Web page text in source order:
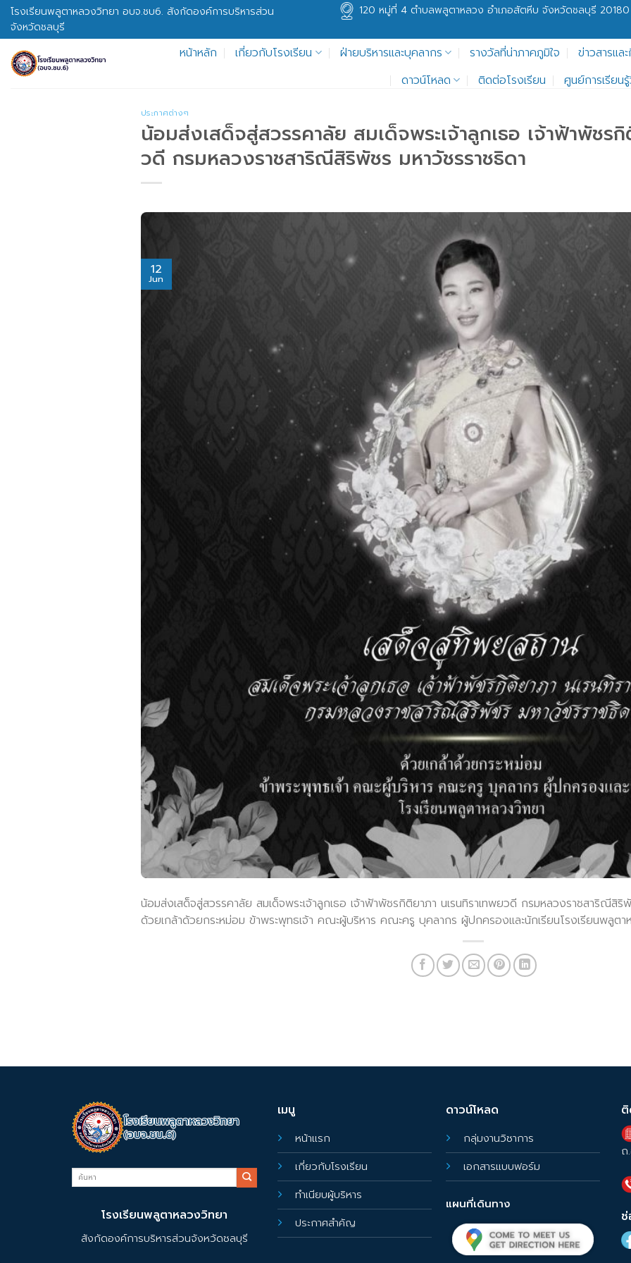
Skip
to
content
โรงเรียนพลูตาหลวงวิทยา อบจ.ชบ6. สังกัดองค์การบริหารส่วน
จังหวัดชลบุรี
120 หมู่ที่ 4 ตำบลพลูตาหลวง อำเภอสัตหีบ จังหวัดชลบุรี 20180
หน้าหลัก เกี่ยวกับโรงเรียน ฝ่ายบริหารและบุคลากร รางวัลที่น่าภาคภูมิใจ
ข่าวสารแล
ดาวน์โหลด
ติดต่อโรงเรียน ศูนย์การเรียน
ประกาศต่างๆ
น้อมส่งเสด็จสู่สวรรคาลัย สมเด็จพระเจ้าลูกเธอ เจ้าฟ้าพัชร
วดี กรมหลวงราชสาริณีสิริพัชร มหาวัชรราชธิดา
12
Jun
น้อมส่งเสด็จสู่สวรรคาลัย สมเด็จพระเจ้าลูกเธอ เจ้าฟ้าพัชรกิติยาภา นเรนทิราเทพยวดี กรมหลวงราชสาริณีสิริ
ด้วยเกล้าด้วยกระหม่อม ข้าพระพุทธเจ้า คณะผู้บริหาร คณะครู บุคลากร ผู้ปกครองและนักเรียนโรงเรียนพลูตา
โรงเรียนพลูตาหลวงวิทยา
สังกัดองค์การบริหารส่วนจังหวัดชลบุรี
เมนู
หน้าแรก
เกี่ยวกับโรงเรียน
ทำเนียบผู้บริหาร
ประกาศสำคัญ
ดาวน์โหลด
กลุ่มงานวิชาการ
เอกสารแบบฟอร์ม
แผนที่เดินทาง
ถ